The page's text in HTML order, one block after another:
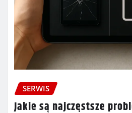
SERWIS
Jakie są najczęstsze